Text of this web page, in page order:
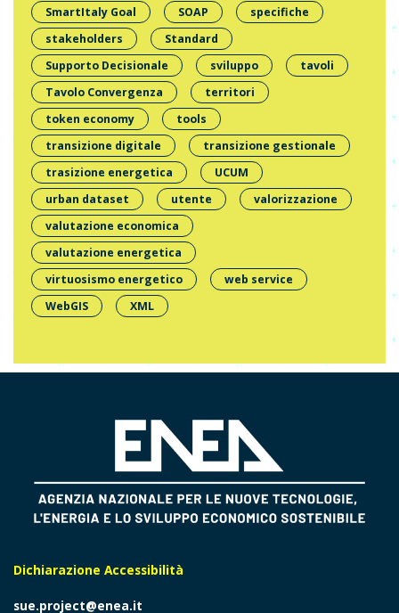
SmartItaly Goal
SOAP
specifiche
stakeholders
Standard
Supporto Decisionale
sviluppo
tavoli
Tavolo Convergenza
territori
token economy
tools
transizione digitale
transizione gestionale
trasizione energetica
UCUM
urban dataset
utente
valorizzazione
valutazione economica
valutazione energetica
virtuosismo energetico
web service
WebGIS
XML
Dichiarazione Accessibilità
sue.project@enea.it